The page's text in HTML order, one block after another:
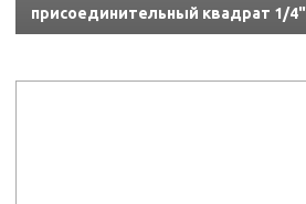
присоединительный квадрат 1/